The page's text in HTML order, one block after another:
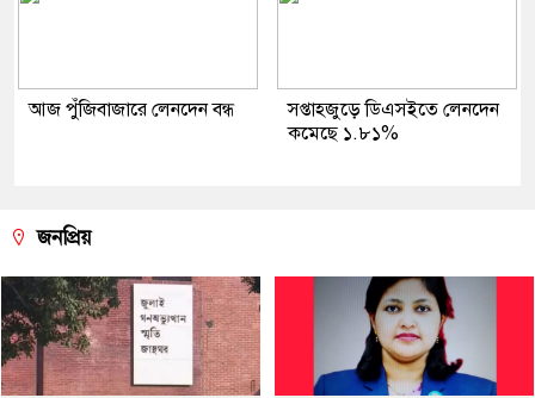
আজ পুঁজিবাজারে লেনদেন বন্ধ
সপ্তাহজুড়ে ডিএসইতে লেনদেন
কমেছে ১.৮১%
জনপ্রিয়